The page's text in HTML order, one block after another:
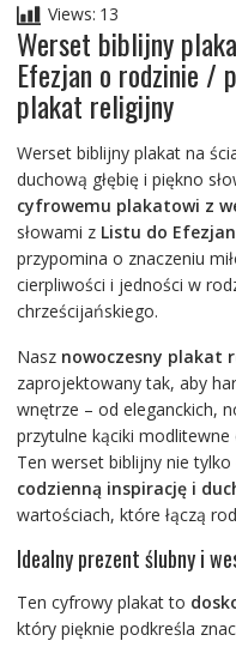
religijny
Views: 13
Werset biblijny
Efezjan o rodzinie /
plakat religijny
Werset biblijny plakat na
duchową głębię i piękno
cyfrowemu plakatowi z
słowami z Listu do
przypomina o znaczeniu
cierpliwości i jedności w
chrześcijańskiego.
Nasz nowoczesny plakat
zaprojektowany tak, aby
wnętrze – od eleganckich,
przytulne kąciki
Ten werset biblijny nie
codzienną inspirację i
wartościach, które łączą
Idealny prezent ślubny i
Ten cyfrowy plakat to
który pięknie podkreśla